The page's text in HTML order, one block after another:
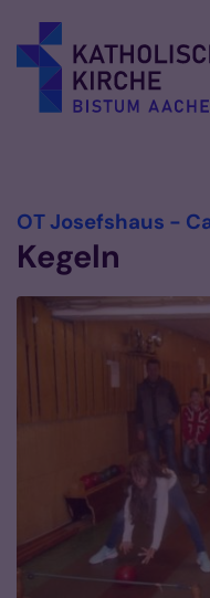
OT Josefshaus -
Kegeln